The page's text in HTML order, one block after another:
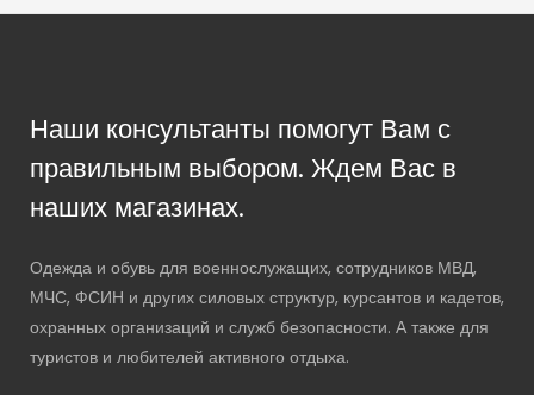
Наши консультанты помогут Вам с
правильным выбором. Ждем Вас в
наших магазинах.
Одежда и обувь для военнослужащих, сотрудников МВД,
МЧС, ФСИН и других силовых структур, курсантов и кадетов,
охранных организаций и служб безопасности. А также для
туристов и любителей активного отдыха.